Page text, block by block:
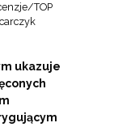
/TOP
ukazuje